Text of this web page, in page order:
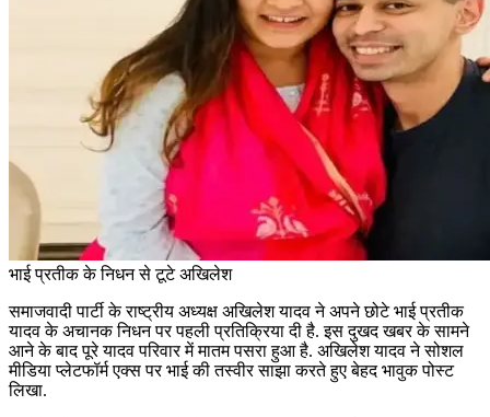
भाई प्रतीक के निधन से टूटे अखिलेश
समाजवादी पार्टी के राष्ट्रीय अध्यक्ष अखिलेश यादव ने अपने छोटे भाई प्रतीक
यादव के अचानक निधन पर पहली प्रतिक्रिया दी है. इस दुखद खबर के सामने
आने के बाद पूरे यादव परिवार में मातम पसरा हुआ है. अखिलेश यादव ने सोशल
मीडिया प्लेटफॉर्म एक्स पर भाई की तस्वीर साझा करते हुए बेहद भावुक पोस्ट
लिखा.